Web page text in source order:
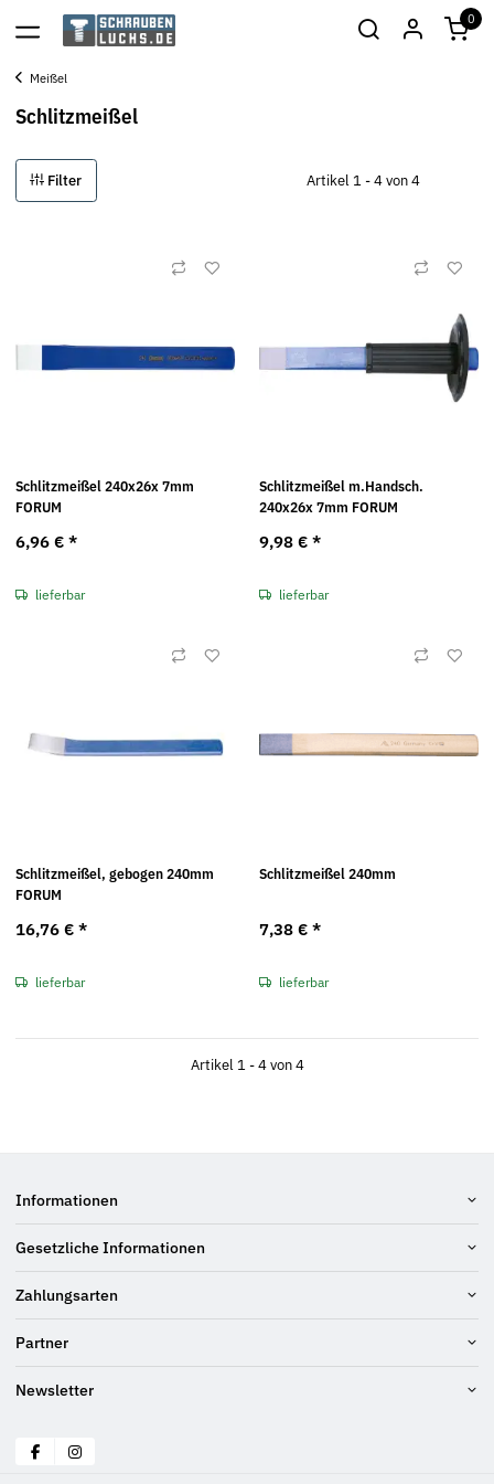
0
Meißel
Schlitzmeißel
Filter Artikel 1 - 4 von 4
Schlitzmeißel 240x26x 7mm
FORUM
6,96 € *
lieferbar
Schlitzmeißel m.Handsch.
240x26x 7mm FORUM
9,98 € *
lieferbar
Schlitzmeißel, gebogen 240mm
FORUM
16,76 € *
lieferbar
Schlitzmeißel 240mm
7,38 € *
lieferbar
Artikel 1 - 4 von 4
Informationen
Gesetzliche Informationen
Zahlungsarten
Partner
Newsletter